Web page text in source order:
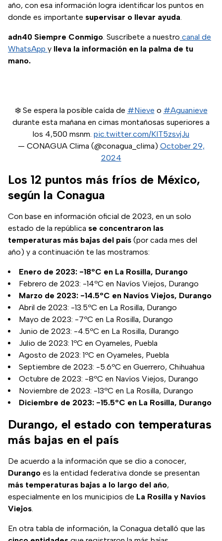
año, con esa información logra identificar los puntos en
donde es importante supervisar o llevar ayuda.
adn40 Siempre Conmigo. Suscríbete a nuestro canal de
WhatsApp y lleva la información en la palma de tu
mano.
❄️ Se espera la posible caída de #Nieve o #Aguanieve
durante esta mañana en cimas montañosas superiores a
los 4,500 msnm. pic.twitter.com/KIT5zsvjJu
— CONAGUA Clima (@conagua_clima) October 29,
2024
Los 12 puntos más fríos de México,
según la Conagua
Con base en información oficial de 2023, en un solo
estado de la república se concentraron las
temperaturas más bajas del país (por cada mes del
año) y a continuación te las mostramos:
Enero de 2023: -18ºC en La Rosilla, Durango
Febrero de 2023: -14ºC en Navíos Viejos, Durango
Marzo de 2023: -14.5ºC en Navíos Viejos, Durango
Abril de 2023: -13.5ºC en La Rosilla, Durango
Mayo de 2023: -7ºC en La Rosilla, Durango
Junio de 2023: -4.5ºC en La Rosilla, Durango
Julio de 2023: 1ºC en Oyameles, Puebla
Agosto de 2023: 1ºC en Oyameles, Puebla
Septiembre de 2023: -5.6ºC en Guerrero, Chihuahua
Octubre de 2023: -8ºC en Navíos Viejos, Durango
Noviembre de 2023: -13ºC en La Rosilla, Durango
Diciembre de 2023: -15.5ºC en La Rosilla, Durango
Durango, el estado con temperaturas
más bajas en el país
De acuerdo a la información que se dio a conocer,
Durango es la entidad federativa donde se presentan
más temperaturas bajas a lo largo del año,
especialmente en los municipios de La Rosilla y Navíos
Viejos.
En otra tabla de información, la Conagua detalló que las